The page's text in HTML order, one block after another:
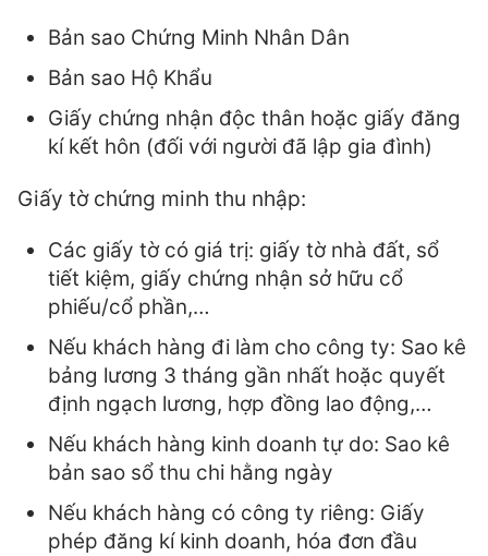
Bản sao Chứng Minh Nhân Dân
Bản sao Hộ Khẩu
Giấy chứng nhận độc thân hoặc giấy đăng
kí kết hôn (đối với người đã lập gia đình)
Giấy tờ chứng minh thu nhập:
Các giấy tờ có giá trị: giấy tờ nhà đất, sổ
tiết kiệm, giấy chứng nhận sở hữu cổ
phiếu/cổ phần,…
Nếu khách hàng đi làm cho công ty: Sao kê
bảng lương 3 tháng gần nhất hoặc quyết
định ngạch lương, hợp đồng lao động,…
Nếu khách hàng kinh doanh tự do: Sao kê
bản sao sổ thu chi hằng ngày
Nếu khách hàng có công ty riêng: Giấy
phép đăng kí kinh doanh, hóa đơn đầu